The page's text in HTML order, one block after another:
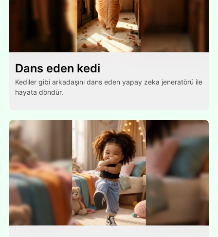
Dans eden kedi
Kediler gibi arkadaşını dans eden yapay zeka jeneratörü ile
hayata döndür.